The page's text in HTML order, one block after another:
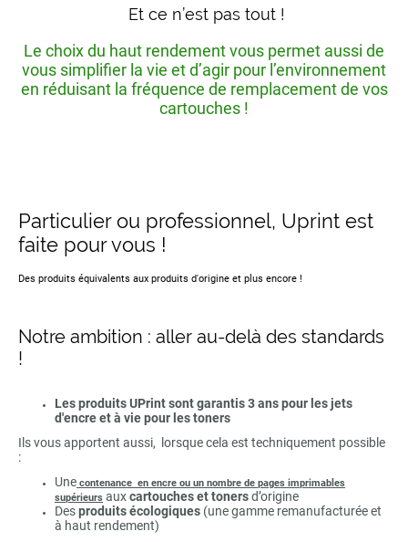
Et ce n’est pas tout !
Le choix du haut rendement vous permet aussi de
vous simplifier la vie et d’agir pour l’environnement
en réduisant la fréquence de remplacement de vos
cartouches !
Particulier ou professionnel, Uprint est
faite pour vous !
Des produits équivalents aux produits d'origine et plus encore !
Notre ambition : aller au-delà des standards
!
Les produits UPrint sont garantis 3 ans pour les jets
d'encre et à vie pour les toners
Ils vous apportent aussi, lorsque cela est techniquement possible
:
Une contenance en encre ou un nombre de pages imprimables
supérieurs auxcartouches et tonersd’origine
Desproduits écologiques (une gamme remanufacturée et
à haut rendement)